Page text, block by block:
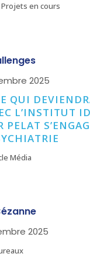
en cours
2025
QUI
L’INSTITUT
Média
2025